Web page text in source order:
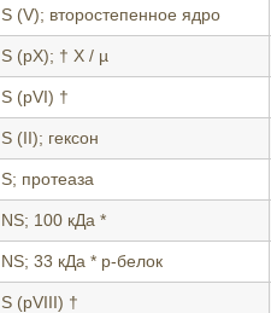
S (V); второстепенное ядро
S (pX); † X / µ
S (pVI) †
S (II); гексон
S; протеаза
NS; 100 кДа *
NS; 33 кДа * p-белок
S (pVIII) †